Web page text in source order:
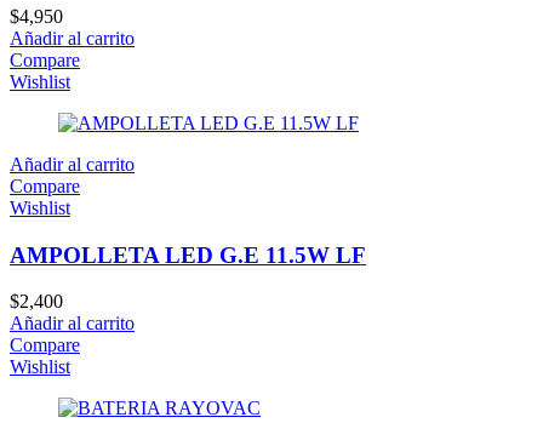
$4,950
Añadir al carrito
Compare
Wishlist
Añadir al carrito
Compare
Wishlist
AMPOLLETA LED G.E 11.5W LF
$2,400
Añadir al carrito
Compare
Wishlist